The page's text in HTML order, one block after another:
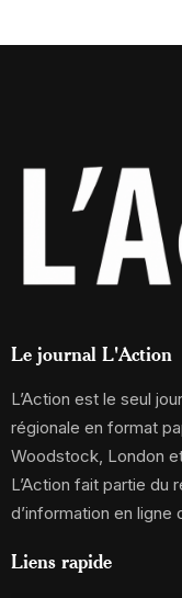
Le journal L'Action
L’Action est le seul
régionale en format
Woodstock, London
L’Action fait partie du
d’information en ligne
Liens rapide